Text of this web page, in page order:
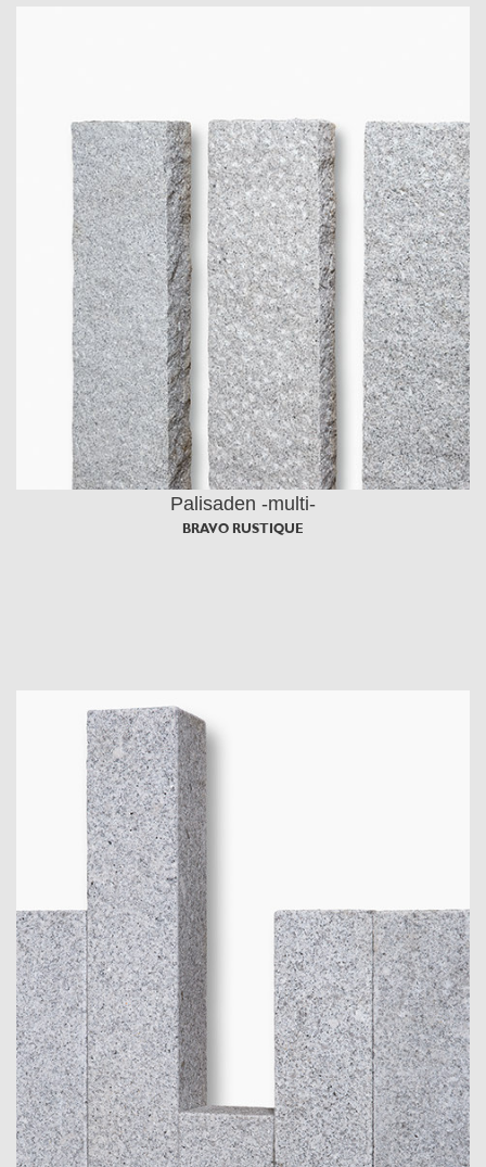
Palisaden -multi-
BRAVO RUSTIQUE